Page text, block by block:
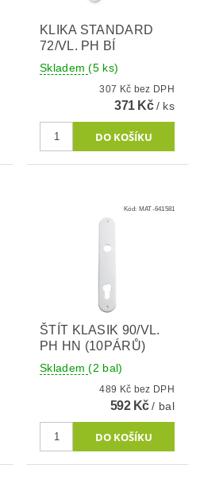
KLIKA STANDARD
72/VL. PH BÍ
Skladem(5 ks)
307 Kč bez DPH
371 Kč/ ks
Kód: MAT-641581
ŠTÍT KLASIK 90/VL.
PH HN (10PÁRŮ)
Skladem(2 bal)
489 Kč bez DPH
592 Kč/ bal